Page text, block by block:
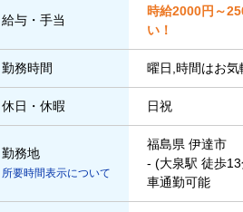
給与・手当
時給2000円～
い！
勤務時間 曜日,時間はお
休日・休暇 日祝
勤務地
所要時間表示について
福島県 伊達市
- (大泉駅 徒歩
車通勤可能